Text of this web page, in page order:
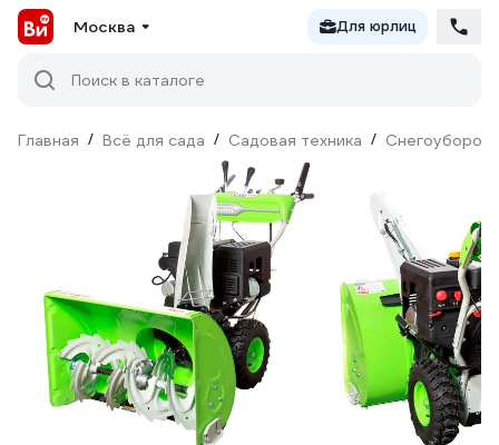
Москва Для юрлиц
Поиск в каталоге
Главная / Всё для сада / Садовая техника /